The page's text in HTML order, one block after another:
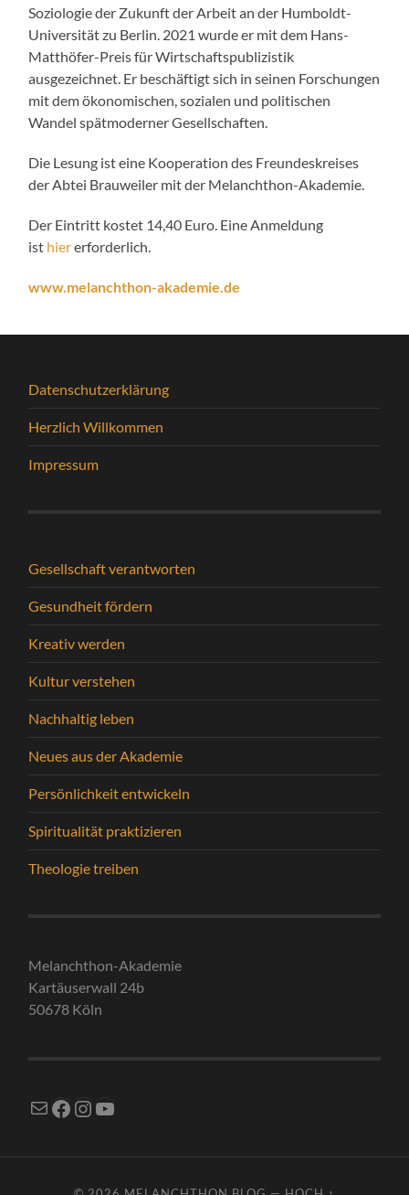
Soziologie der Zukunft der Arbeit an der Humboldt-
Universität zu Berlin. 2021 wurde er mit dem Hans-
Matthöfer-Preis für Wirtschaftspublizistik
ausgezeichnet. Er beschäftigt sich in seinen Forschungen
mit dem ökonomischen, sozialen und politischen
Wandel spätmoderner Gesellschaften.
Die Lesung ist eine Kooperation des Freundeskreises
der Abtei Brauweiler mit der Melanchthon-Akademie.
Der Eintritt kostet 14,40 Euro. Eine Anmeldung
ist hiererforderlich.
www.melanchthon-akademie.de
Datenschutzerklärung
Herzlich Willkommen
Impressum
Gesellschaft verantworten
Gesundheit fördern
Kreativ werden
Kultur verstehen
Nachhaltig leben
Neues aus der Akademie
Persönlichkeit entwickeln
Spiritualität praktizieren
Theologie treiben
Melanchthon-Akademie
Kartäuserwall 24b
50678 Köln
E-MailFacebook
Instagram
YouTube